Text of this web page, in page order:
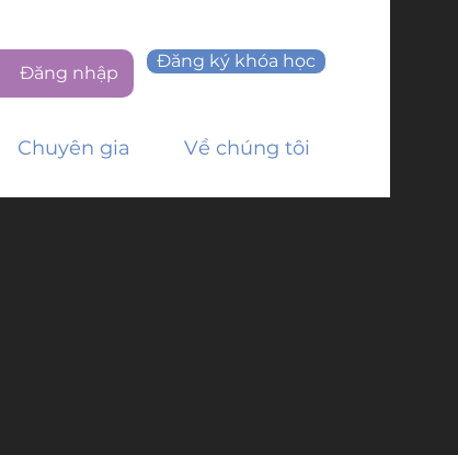
Đăng nhập
Đăng ký khóa học
Chuyên gia Về chúng tôi